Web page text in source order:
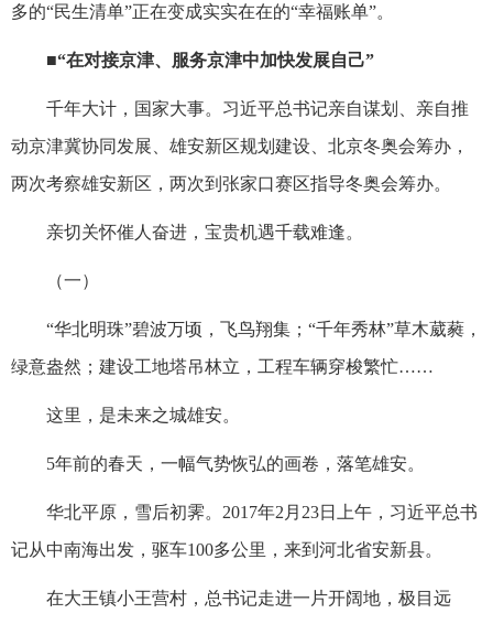
多的“民生清单”正在变成实实在在的“幸福账单”。
■“在对接京津、服务京津中加快发展自己”
千年大计，国家大事。习近平总书记亲自谋划、亲自推
动京津冀协同发展、雄安新区规划建设、北京冬奥会筹办，
两次考察雄安新区，两次到张家口赛区指导冬奥会筹办。
亲切关怀催人奋进，宝贵机遇千载难逢。
（一）
“华北明珠”碧波万顷，飞鸟翔集；“千年秀林”草木葳蕤，
绿意盎然；建设工地塔吊林立，工程车辆穿梭繁忙……
这里，是未来之城雄安。
5年前的春天，一幅气势恢弘的画卷，落笔雄安。
华北平原，雪后初霁。2017年2月23日上午，习近平总书
记从中南海出发，驱车100多公里，来到河北省安新县。
在大王镇小王营村，总书记走进一片开阔地，极目远